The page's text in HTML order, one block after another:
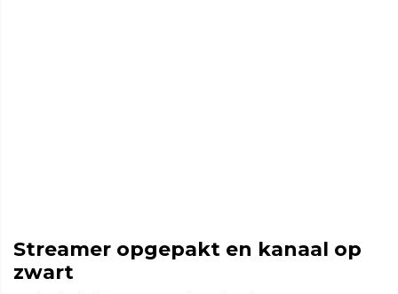
Streamer opgepakt en kanaal op
zwart